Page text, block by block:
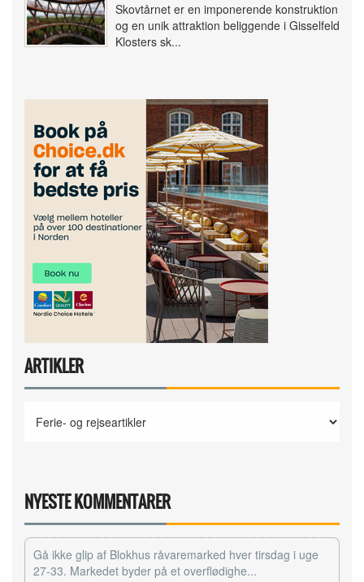
Skovtårnet er en imponerende konstruktion
og en unik attraktion beliggende i Gisselfeld
Klosters sk...
ARTIKLER
NYESTE KOMMENTARER
Gå ikke glip af Blokhus råvaremarked hver tirsdag i uge
27-33. Markedet byder på et overflødighe...